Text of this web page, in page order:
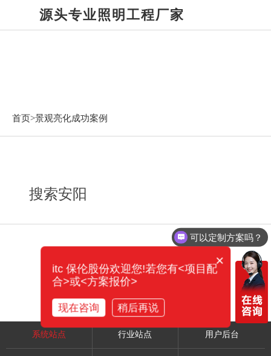
源头专业照明工程厂家
首页>景观亮化成功案例
搜索安阳
系统站点 行业站点 用户后台
可以定制方案吗？
×
itc 保伦股份欢迎您!若您有<项目配
合>或<方案报价>
现在咨询 稍后再说